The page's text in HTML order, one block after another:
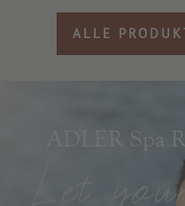
ALLE
ADLER Spa